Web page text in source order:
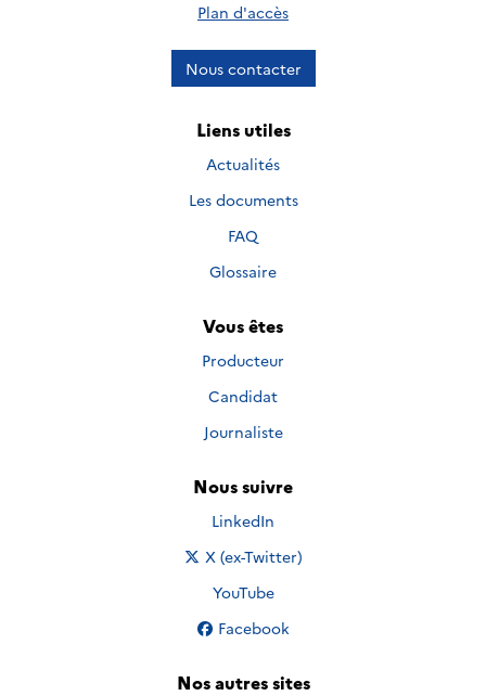
Plan d'accès
Nous contacter
Liens utiles
Actualités
Les documents
FAQ
Glossaire
Vous êtes
Producteur
Candidat
Journaliste
Nous suivre
Nous suivre sur
LinkedIn
Nous suivre sur
X (ex-Twitter)
Nous suivre sur
YouTube
Nous suivre sur
Facebook
Nos autres sites